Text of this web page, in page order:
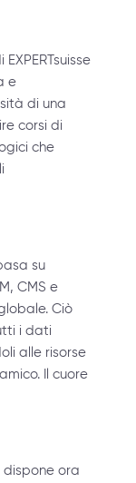
e
di una
corsi di
che
su
CMS e
Ciò
i dati
alle risorse
Il cuore
dispone ora